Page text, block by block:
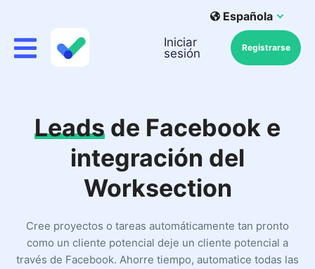
Española
Iniciar
sesión
Registrarse
Leads de Facebook e
integración del
Worksection
Cree proyectos o tareas automáticamente tan pronto
como un cliente potencial deje un cliente potencial a
través de Facebook. Ahorre tiempo, automatice todas las